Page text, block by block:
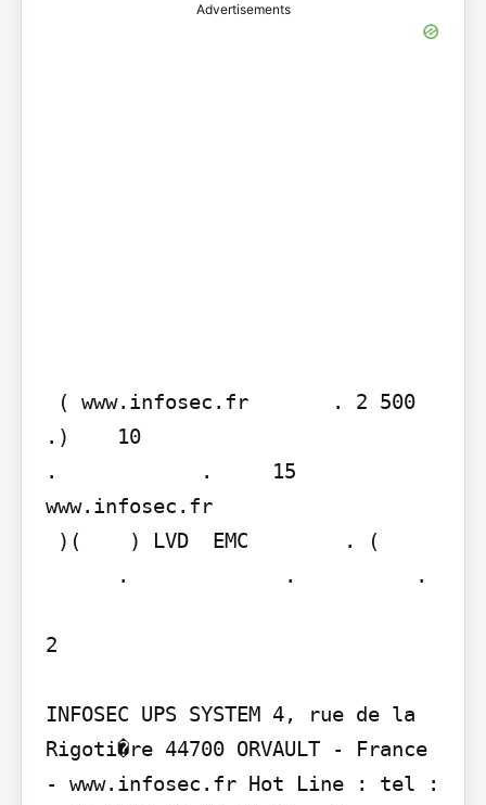
Advertisements
.)    10
.            .     15
www.infosec.fr
2
INFOSEC UPS SYSTEM 4, rue de la
Rigoti�re 44700 ORVAULT - France
- www.infosec.fr Hot Line : tel :